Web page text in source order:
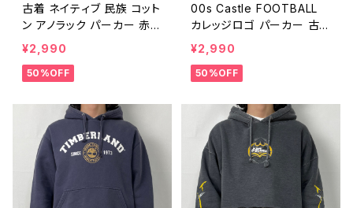
古着 ネイティブ 民族 コット
ン アノラック パーカー 赤
レッド ヴィンテージ 象 プル
オーバー フーディー タイ 2
5050908
¥2,990
50%OFF
00s Castle FOOTBALL
カレッジロゴ パーカー 古
着 ヴィンテージ 紺 ネイビ
ー フーディー 騎士 アメフト
ビンテージ 00年代 2000s
パーカー 25041903
¥2,990
50%OFF